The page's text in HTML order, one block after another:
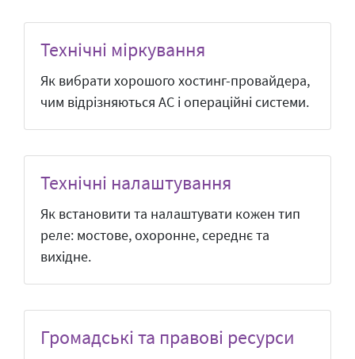
Технічні міркування
Як вибрати хорошого хостинг-провайдера,
чим відрізняються АС і операційні системи.
Технічні налаштування
Як встановити та налаштувати кожен тип
реле: мостове, охоронне, середнє та
вихідне.
Громадські та правові ресурси